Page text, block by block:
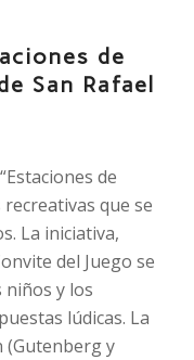
de
San Rafael
de
recreativas que se
La iniciativa,
del Juego se
niños y los
lúdicas. La
(Gutenberg y